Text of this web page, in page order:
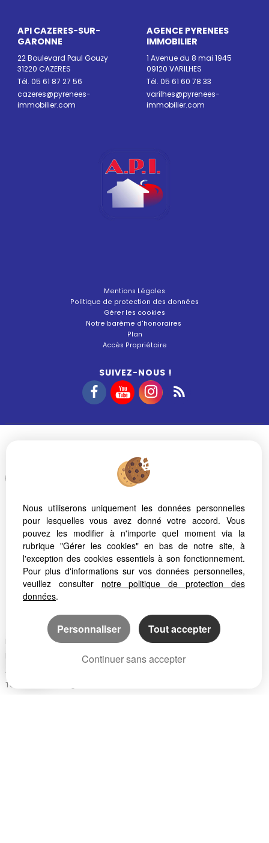
API CAZERES-SUR-
GARONNE
22 Boulevard Paul Gouzy
31220 CAZERES
Tél. 05 61 87 27 56
cazeres@pyrenees-
immobilier.com
AGENCE PYRENEES
IMMOBILIER
1 Avenue du 8 mai 1945
09120 VARILHES
Tél. 05 61 60 78 33
varilhes@pyrenees-
immobilier.com
Mentions Légales
Politique de protection des données
Gérer les cookies
Notre barème d'honoraires
Plan
Accès Propriétaire
SUIVEZ-NOUS !
Afin de vous offrir un confort de lecture permanent, depuis votre PC, votre
tablette ou votre smartphone, notre site s'adapte automatiquement aux
différents types d'écrans
Foix (09000)
Ax Les Thermes (09110)
Tarascon Sur Ariege (09400)
Nous utiliserons uniquement les données personnelles
pour lesquelles vous avez donné votre accord. Vous
pouvez les modifier à n'importe quel moment via la
rubrique "Gérer les cookies" en bas de notre site, à
l'exception des cookies essentiels à son fonctionnement.
Pour plus d'informations sur vos données personnelles,
veuillez consulter notre politique de protection des
données.
Personnaliser Tout accepter
Continuer sans accepter